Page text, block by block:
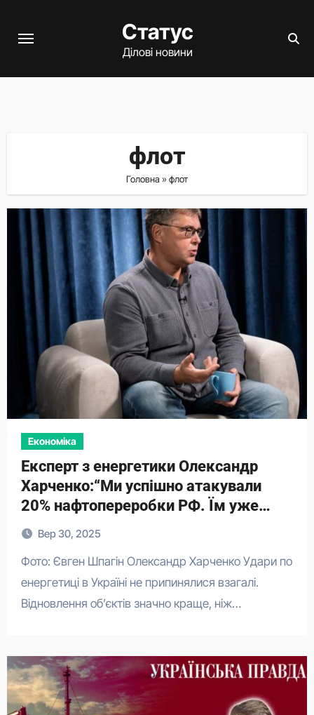
Статус
Ділові новини
флот
Головна » флот
Економіка
Експерт з енергетики Олександр
Харченко:“Ми успішно атакували
20% нафтопереробки РФ. Їм уже
боляче”.
Вер 30, 2025
Фото: Євген Шпагін Олександр Харченко Удари по
енергетиці в Україні не припинялися взагалі.
Відновлення об’єктів значно краще, ніж…